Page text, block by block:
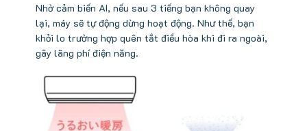
Nhờ cảm biến AI, nếu sau 3 tiếng bạn không quay
lại, máy sẽ tự động dừng hoạt động. Như thế, bạn
khỏi lo trường hợp quên tắt điều hòa khi đi ra ngoài,
gây lãng phí điện năng.